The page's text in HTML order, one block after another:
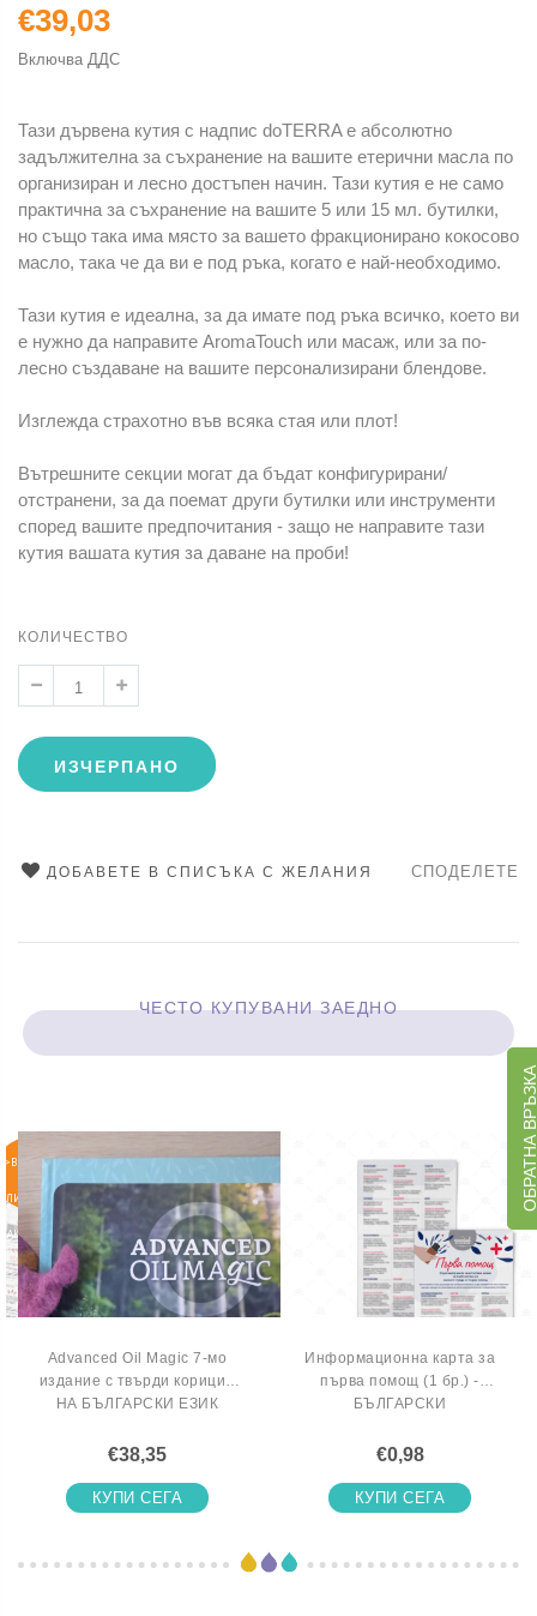
€39,03
Включва ДДС
Тази дървена кутия с надпис doTERRA е абсолютно
задължителна за съхранение на вашите етерични масла по
организиран и лесно достъпен начин. Тази кутия е не само
практична за съхранение на вашите 5 или 15 мл. бутилки,
но също така има място за вашето фракционирано кокосово
масло, така че да ви е под ръка, когато е най-необходимо.
Тази кутия е идеална, за да имате под ръка всичко, което ви
е нужно да направите AromaTouch или масаж, или за по-
лесно създаване на вашите персонализирани блендове.
Изглежда страхотно във всяка стая или плот!
Вътрешните секции могат да бъдат конфигурирани/
отстранени, за да поемат други бутилки или инструменти
според вашите предпочитания - защо не направите тази
кутия вашата кутия за даване на проби!
КОЛИЧЕСТВО
ИЗЧЕРПАНО
ДОБАВЕТЕ В СПИСЪКА С ЖЕЛАНИЯ СПОДЕЛЕТЕ
ЧЕСТО КУПУВАНИ ЗАЕДНО
>ВКЛЮЧИ
ЛИСТАТА
ЧАКАЩИТЕ
Advanced Oil Magic 7-мо
издание с твърди корици -
НА БЪЛГАРСКИ ЕЗИК
€38,35
КУПИ СЕГА
Информационна карта за
първа помощ (1 бр.) -
БЪЛГАРСКИ
€0,98
КУПИ СЕГА